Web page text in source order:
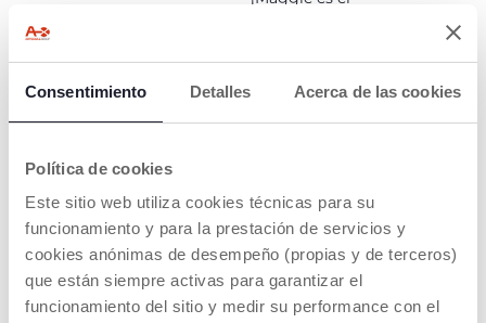
Consentimiento Detalles Acerca de las cookies
Política de cookies
Este sitio web utiliza cookies técnicas para su
funcionamiento y para la prestación de servicios y
cookies anónimas de desempeño (propias y de terceros)
que están siempre activas para garantizar el
funcionamiento del sitio y medir su performance con el
existe!
BEETY, EL
ESCARABAJO
BLANCO